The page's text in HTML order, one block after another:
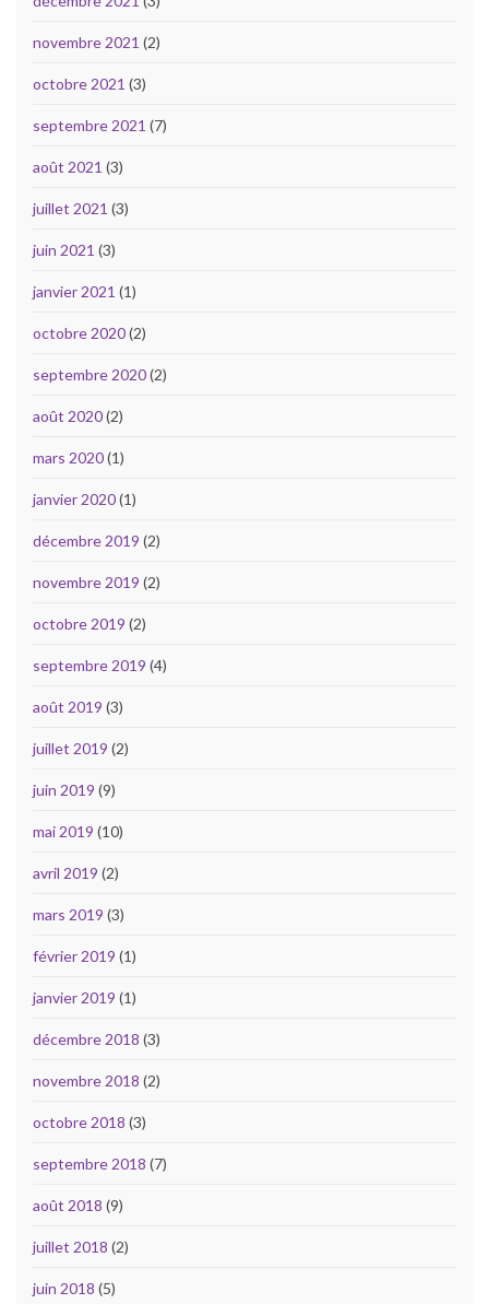
novembre 2021 (2)
octobre 2021 (3)
septembre 2021 (7)
août 2021 (3)
juillet 2021 (3)
juin 2021 (3)
janvier 2021 (1)
octobre 2020(2)
septembre 2020(2)
août 2020(2)
mars 2020(1)
janvier 2020(1)
décembre 2019 (2)
novembre 2019 (2)
octobre 2019 (2)
septembre 2019 (4)
août 2019 (3)
juillet 2019 (2)
juin 2019 (9)
mai 2019 (10)
avril 2019 (2)
mars 2019 (3)
février 2019 (1)
janvier 2019 (1)
décembre 2018 (3)
novembre 2018 (2)
octobre 2018 (3)
septembre 2018 (7)
août 2018 (9)
juillet 2018 (2)
juin 2018 (5)